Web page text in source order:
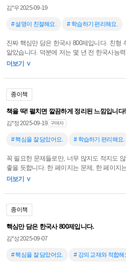
김*우 2025-09-19
# 설명이 친절해요. # 학습하기 편리해요.
진짜 핵심만 담은 한국사 800제입니다. 친형
알았습니다. 덕분에 저는 몇 년 전 한국사능
취득하는 데 성공했습니다. 그래서 공무원 한
더보기 ∨
종이책
책을 딱! 펼치면 깔끔하게 정리된 느낌입니다!
김*정 2025-09-19 구매자
# 핵심을 잘 담았어요. # 학습하기 편리해요.
꼭 필요한 문제들로만, 너무 많지도 적지도
좋을 듯합니다. 한 페이지는 문제, 한 페이지
효과적으로 쓸 수 있을 것 같습니다. 또, 해설
있어서 한눈에 빠르게 볼 수 있습니다. 아!!
더 챙겨주는 사부님! 덕분에 효율적으로 한국
아요!
더보기 ∨
종이책
핵심만 담은 한국사 800제입니다.
김*성 2025-09-07
# 핵심을 잘 담았어요. # 강의 교재와 적합해